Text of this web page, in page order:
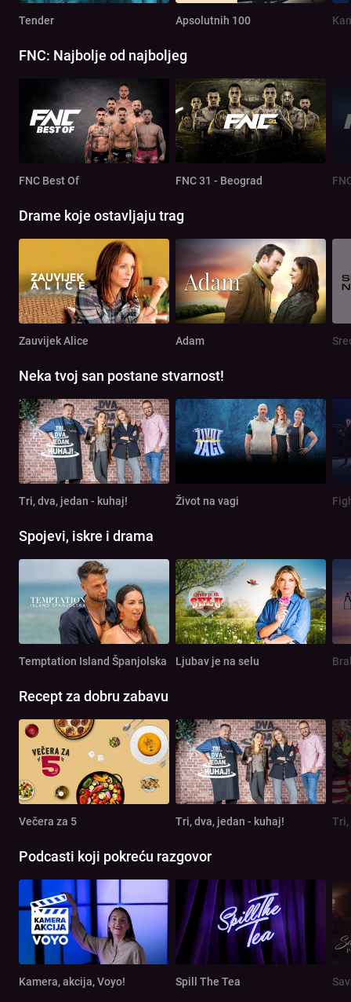
Tender Apsolutnih 100
FNC: Najbolje od najboljeg
FNC Best Of FNC 31 - Beograd
Drame koje ostavljaju trag
Zauvijek Alice Adam
Neka tvoj san postane stvarnost!
Tri, dva, jedan - kuhaj! Život na vagi
Spojevi, iskre i drama
Temptation Island Španjolska Ljubav je na selu
Recept za dobru zabavu
Večera za 5 Tri, dva, jedan - kuhaj! Tri,
Podcasti koji pokreću razgovor
Kamera, akcija, Voyo! Spill The Tea